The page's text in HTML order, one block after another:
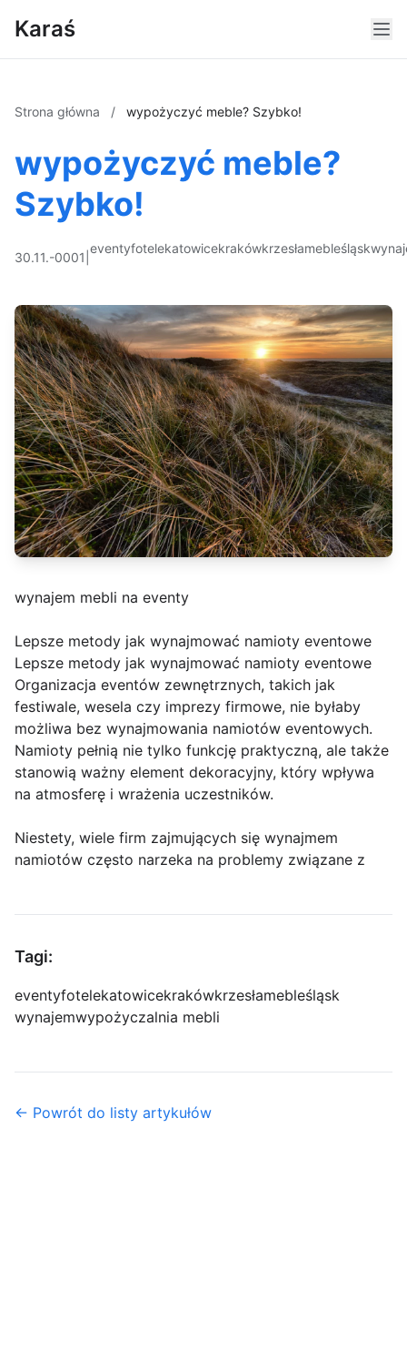
Karaś
Strona główna / wypożyczyć meble? Szybko!
wypożyczyć meble?
Szybko!
30.11.-0001
eventyfotelekatowicekrakówkrzesłamebleśląsk
wynajem mebli na eventy
Lepsze metody jak wynajmować namioty eventowe
Lepsze metody jak wynajmować namioty eventowe
Organizacja eventów zewnętrznych, takich jak
festiwale, wesela czy imprezy firmowe, nie byłaby
możliwa bez wynajmowania namiotów eventowych.
Namioty pełnią nie tylko funkcję praktyczną, ale także
stanowią ważny element dekoracyjny, który wpływa
na atmosferę i wrażenia uczestników.
Niestety, wiele firm zajmujących się wynajmem
namiotów często narzeka na problemy związane z
Tagi:
eventyfotelekatowicekrakówkrzesłamebleśląsk
wynajemwypożyczalnia mebli
← Powrót do listy artykułów